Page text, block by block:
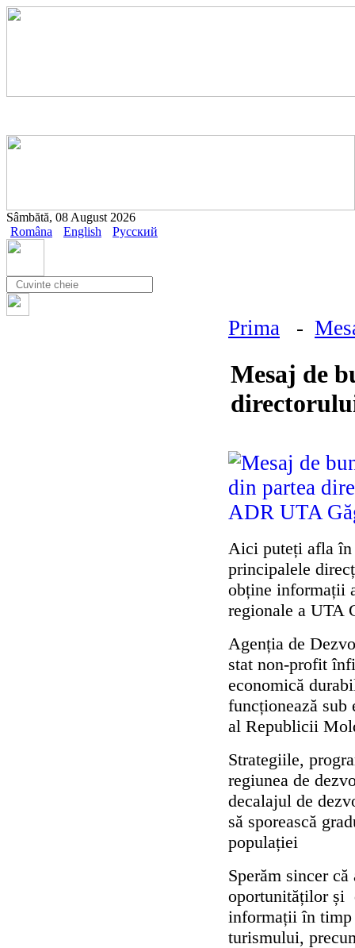
Sâmbătă, 08 August 2026
Româna
English Русский
Prima -
Mesaj de
Aici puteți afla în
principalele
obține informații
regionale a UTA
Agenția de
stat non-profit
economică
funcționează
al Republicii
Strategiile,
regiunea de
decalajul de
să sporească
populației
Sperăm sincer
oportunităților și
informații în
turismului,